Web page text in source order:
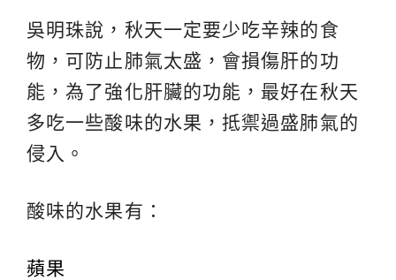
吳明珠說，秋天一定要少吃辛辣的食
物，可防止肺氣太盛，會損傷肝的功
能，為了強化肝臟的功能，最好在秋天
多吃一些酸味的水果，抵禦過盛肺氣的
侵入。
酸味的水果有：
蘋果